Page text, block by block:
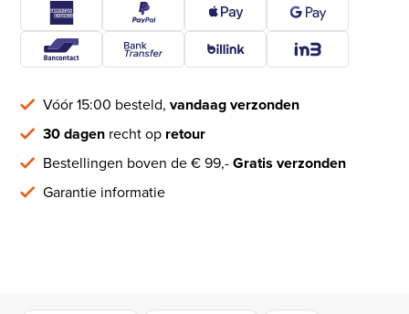
Vóór 15:00 besteld,vandaag verzonden
30 dagen recht op retour
Bestellingen boven de € 99,-Gratis verzonden
Garantie informatie